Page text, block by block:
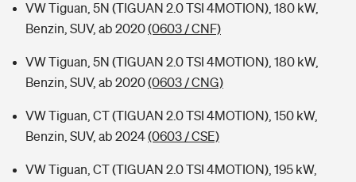
VW Tiguan, 5N (TIGUAN 2.0 TSI 4MOTION), 180 kW,
Benzin, SUV, ab 2020(0603 / CNF)
VW Tiguan, 5N (TIGUAN 2.0 TSI 4MOTION), 180 kW,
Benzin, SUV, ab 2020(0603 / CNG)
VW Tiguan, CT (TIGUAN 2.0 TSI 4MOTION), 150 kW,
Benzin, SUV, ab 2024(0603 / CSE)
VW Tiguan, CT (TIGUAN 2.0 TSI 4MOTION), 195 kW,